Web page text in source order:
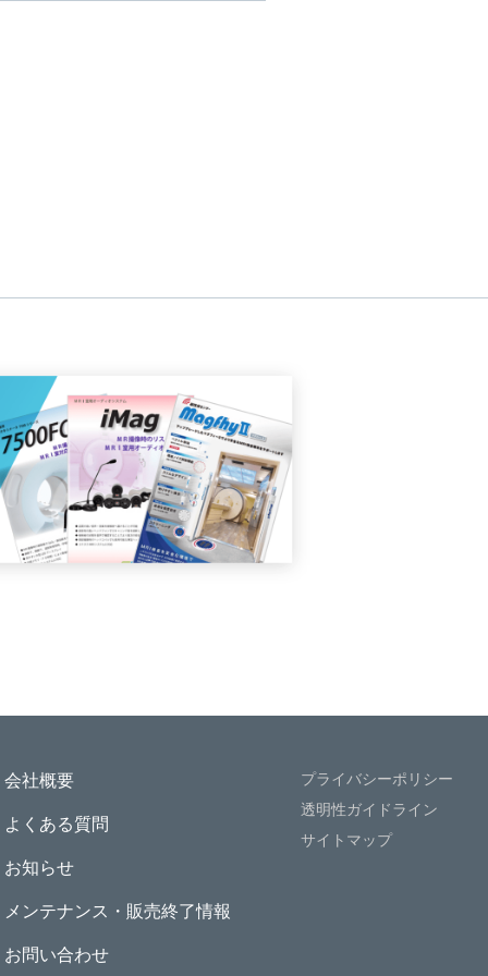
会社概要
よくある質問
お知らせ
メンテナンス・販売終了情報
お問い合わせ
プライバシーポリシー
透明性ガイドライン
サイトマップ